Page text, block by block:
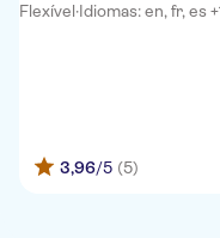
auto-guiada
Flexível·Idiomas: en, fr, es
3,96/5 (5)